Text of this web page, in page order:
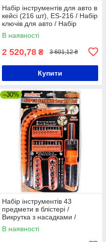
Набір інструментів для авто в
кейсі (216 шт), ES-216 / Набір
ключів для авто / Набір
головок з тріщоткою
В наявності
2 520,78 ₴ 3 601,12 ₴
Купити
–30%
Набір інструментів 43
предмети в блістері /
Викрутка з насадками /
Викрутка з набором біт
В наявності